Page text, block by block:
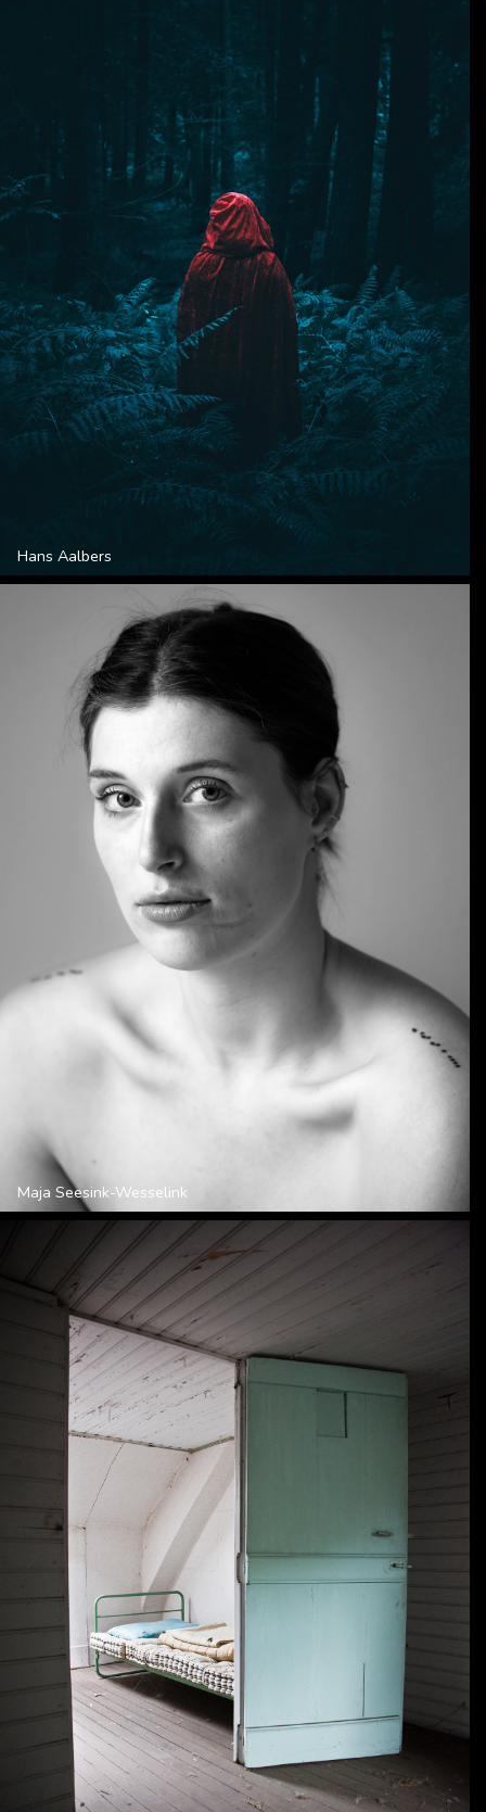
Hans Aalbers
Maja Seesink-Wesselink